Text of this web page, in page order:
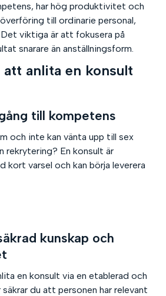
har hög produktivitet och
till ordinarie personal,
Det viktiga är att fokusera på
snarare än anställningsform.
att anlita en konsult
till kompetens
och inte kan vänta upp till sex
rekrytering? En konsult är
kort varsel och kan börja leverera
kunskap och
en konsult via en etablerad och
du att personen har relevant